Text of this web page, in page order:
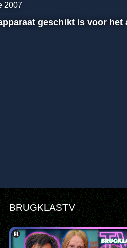
2007
geschikt is voor
BRUGKLASTV